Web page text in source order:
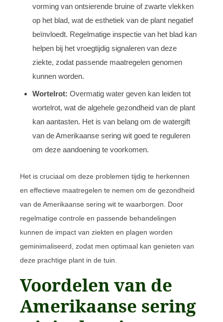
vorming van ontsierende bruine of zwarte vlekken
op het blad, wat de esthetiek van de plant negatief
beïnvloedt. Regelmatige inspectie van het blad kan
helpen bij het vroegtijdig signaleren van deze
ziekte, zodat passende maatregelen genomen
kunnen worden.
Wortelrot: Overmatig water geven kan leiden tot
wortelrot, wat de algehele gezondheid van de plant
kan aantasten. Het is van belang om de watergift
van de Amerikaanse sering wit goed te reguleren
om deze aandoening te voorkomen.
Het is cruciaal om deze problemen tijdig te herkennen
en effectieve maatregelen te nemen om de gezondheid
van de Amerikaanse sering wit te waarborgen. Door
regelmatige controle en passende behandelingen
kunnen de impact van ziekten en plagen worden
geminimaliseerd, zodat men optimaal kan genieten van
deze prachtige plant in de tuin.
Voordelen van de
Amerikaanse sering